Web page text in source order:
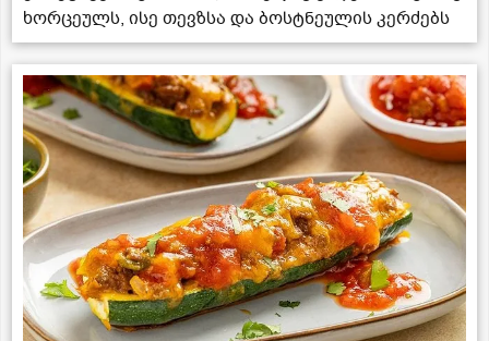
ხორცეულს, ისე თევზსა და ბოსტნეულის კერძებს